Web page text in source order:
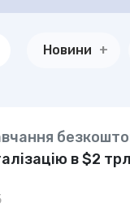
Новини
в $2